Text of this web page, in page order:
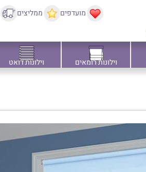
מועדפים ממליצים
וילונות רומאים וילונות דואט